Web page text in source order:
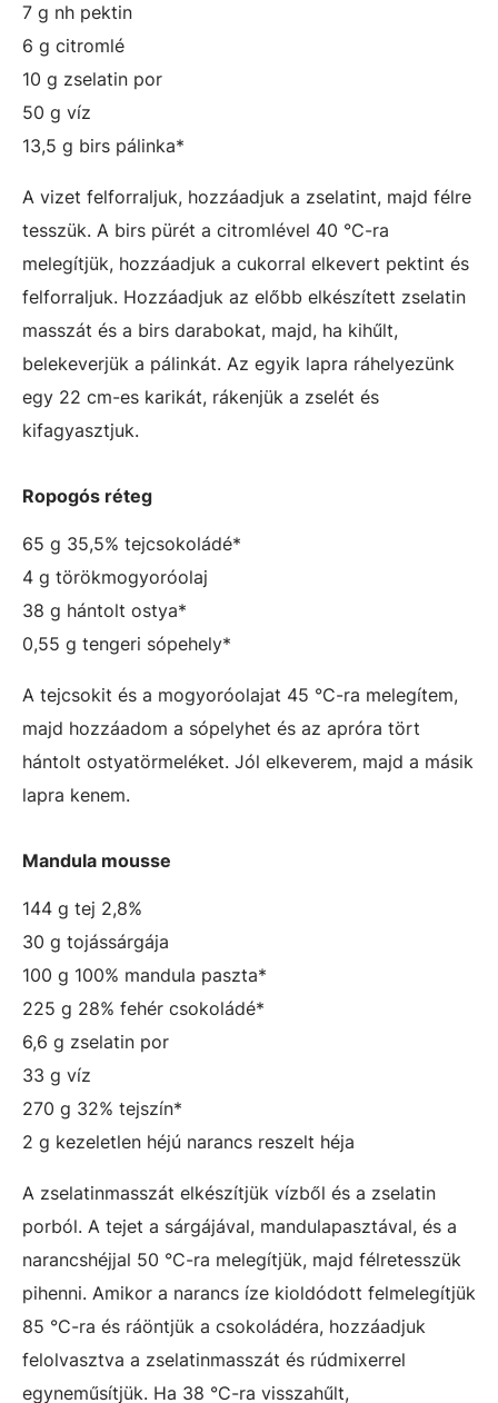
7 g nh pektin
6 g citromlé
10 g zselatin por
50 g víz
13,5 g birs pálinka*
A vizet felforraljuk, hozzáadjuk a zselatint, majd félre
tesszük. A birs pürét a citromlével 40 °C-ra
melegítjük, hozzáadjuk a cukorral elkevert pektint és
felforraljuk. Hozzáadjuk az előbb elkészített zselatin
masszát és a birs darabokat, majd, ha kihűlt,
belekeverjük a pálinkát. Az egyik lapra ráhelyezünk
egy 22 cm-es karikát, rákenjük a zselét és
kifagyasztjuk.
Ropogós réteg
65 g 35,5% tejcsokoládé*
4 g törökmogyoróolaj
38 g hántolt ostya*
0,55 g tengeri sópehely*
A tejcsokit és a mogyoróolajat 45 °C-ra melegítem,
majd hozzáadom a sópelyhet és az apróra tört
hántolt ostyatörmeléket. Jól elkeverem, majd a másik
lapra kenem.
Mandula mousse
144 g tej 2,8%
30 g tojássárgája
100 g 100% mandula paszta*
225 g 28% fehér csokoládé*
6,6 g zselatin por
33 g víz
270 g 32% tejszín*
2 g kezeletlen héjú narancs reszelt héja
A zselatinmasszát elkészítjük vízből és a zselatin
porból. A tejet a sárgájával, mandulapasztával, és a
narancshéjjal 50 °C-ra melegítjük, majd félretesszük
pihenni. Amikor a narancs íze kioldódott felmelegítjük
85 °C-ra és ráöntjük a csokoládéra, hozzáadjuk
felolvasztva a zselatinmasszát és rúdmixerrel
egyneműsítjük. Ha 38 °C-ra visszahűlt,